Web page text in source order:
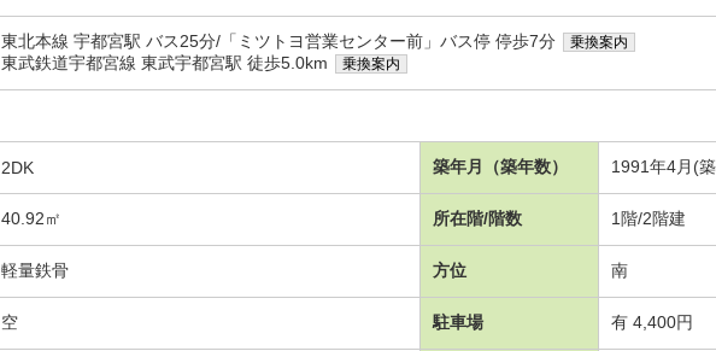
東北本線 宇都宮駅 バス25分/「ミツトヨ営業センター前」バス停 停歩7分 乗換案内
東武鉄道宇都宮線 東武宇都宮駅 徒歩5.0km 乗換案内
2DK 築年月（築年数） 1991年4月(
40.92㎡ 所在階/階数 1階/2階建
軽量鉄骨 方位 南
空 駐車場 有 4,400円